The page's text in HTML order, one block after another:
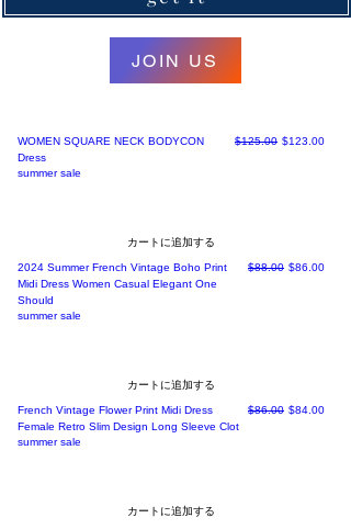
JOIN US
WOMEN SQUARE NECK BODYCON
Dress
通常価格
$125.00 セール価格
$123.00
summer sale
カートに追加する
2024 Summer French Vintage Boho Print
Midi Dress Women Casual Elegant One
Should
通常価格
$88.00 セール価格
$86.00
summer sale
カートに追加する
French Vintage Flower Print Midi Dress
Female Retro Slim Design Long Sleeve Clot
通常価格
$86.00 セール価格
$84.00
summer sale
カートに追加する